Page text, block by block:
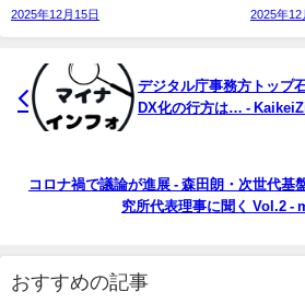
2025年12月15日 2025年12
デジタル庁事務方トップ
DX化の行方は… -
コロナ禍で議論が進展 - 森田朗・次世代基
究所代表理事に聞
おすすめの記事